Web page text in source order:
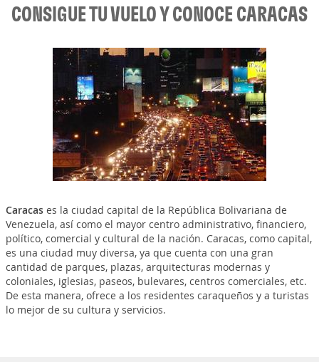
CONSIGUE TU VUELO Y CONOCE CARACAS
Caracases la ciudad capital de la República Bolivariana de
Venezuela, así como el mayor centro administrativo, financiero,
político, comercial y cultural de la nación. Caracas, como capital,
es una ciudad muy diversa, ya que cuenta con una gran
cantidad de parques, plazas, arquitecturas modernas y
coloniales, iglesias, paseos, bulevares, centros comerciales, etc.
De esta manera, ofrece a los residentes caraqueños y a turistas
lo mejor de su cultura y servicios.